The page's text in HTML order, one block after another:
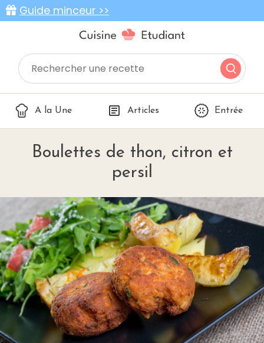
Guide minceur >>
A la Une Articles Entrée
Boulettes de thon, citron et
persil